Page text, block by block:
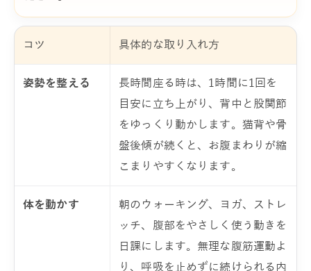
コツ 具体的な取り入れ方
姿勢を整える
長時間座る時は、1時間に1回を
目安に立ち上がり、背中と股関節
をゆっくり動かします。猫背や骨
盤後傾が続くと、お腹まわりが縮
こまりやすくなります。
体を動かす
朝のウォーキング、ヨガ、ストレ
ッチ、腹部をやさしく使う動きを
日課にします。無理な腹筋運動よ
り、呼吸を止めずに続けられる内